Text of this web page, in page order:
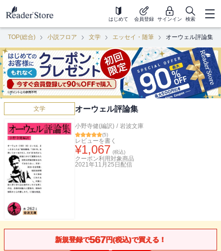
はじめて 会員登録 サインイン 検索
TOP(総合) 小説フロア 文学 エッセイ・随筆 オーウェル評論集
文学 オーウェル評論集
小野寺健(編訳) / 岩波文庫
(5)
レビューを書く
¥1,067 (税込)
クーポン利用対象商品
2021年11月25日 配信
新規登録で567円(税込)で買える！